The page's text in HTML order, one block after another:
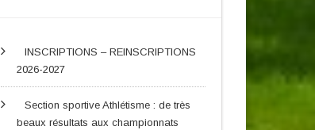
INSCRIPTIONS – REINSCRIPTIONS
2026-2027
Section sportive Athlétisme : de très
beaux résultats aux championnats